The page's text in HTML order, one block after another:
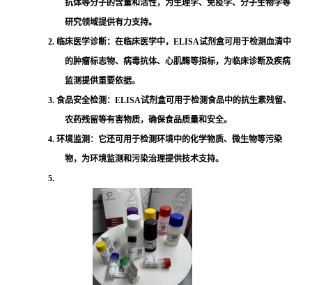
抗体等分子的含量和活性，为生理学、免疫学、分子生物学等
研究领域提供有力支持。
2. 临床医学诊断：在临床医学中，ELISA试剂盒可用于检测血清中
的肿瘤标志物、病毒抗体、心肌酶等指标，为临床诊断及疾病
监测提供重要依据。
3. 食品安全检测：ELISA试剂盒可用于检测食品中的抗生素残留、
农药残留等有害物质，确保食品质量和安全。
4. 环境监测：它还可用于检测环境中的化学物质、微生物等污染
物，为环境监测和污染治理提供技术支持。
5.